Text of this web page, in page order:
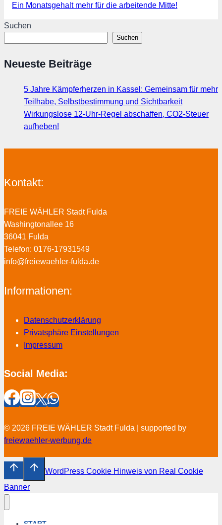
Ein Monatsgehalt mehr für die arbeitende Mitte!
Suchen
Suchen
Neueste Beiträge
5 Jahre Kämpferherzen in Kassel: Gemeinsam für mehr
Teilhabe, Selbstbestimmung und Sichtbarkeit
Wirkungslose 12-Uhr-Regel abschaffen, CO2-Steuer
aufheben!
Kontakt:
FREIE WÄHLER Stadt Fulda
Washingtonallee 16
36041 Fulda
Telefon: 0176-17931549
info@freiewaehler-fulda.de
Informationen:
Datenschutzerklärung
Privatsphäre Einstellungen
Impressum
Social Media:
© 2026 FREIE WÄHLER Stadt Fulda | supported by
freiewaehler-werbung.de
WordPress Cookie Hinweis von Real Cookie
Banner